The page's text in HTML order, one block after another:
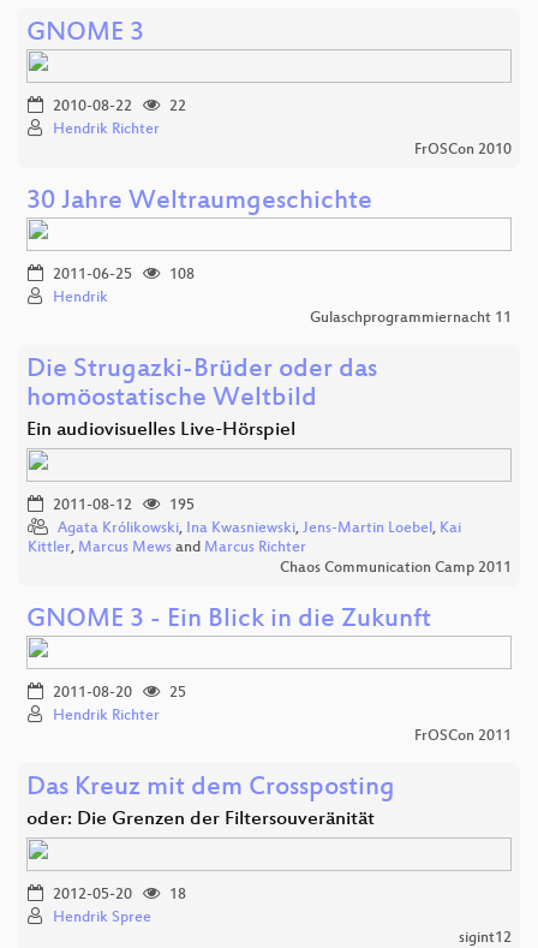
GNOME 3
2010-08-22
22
Hendrik Richter
FrOSCon 2010
30 Jahre Weltraumgeschichte
2011-06-25
108
Hendrik
Gulaschprogrammiernacht 11
Die Strugazki-Brüder oder das
homöostatische Weltbild
Ein audiovisuelles Live-Hörspiel
2011-08-12
195
Agata Królikowski, Ina Kwasniewski, Jens-Martin Loebel , Kai
Kittler, Marcus Mews and Marcus Richter
Chaos Communication Camp 2011
GNOME 3 - Ein Blick in die Zukunft
2011-08-20
25
Hendrik Richter
FrOSCon 2011
Das Kreuz mit dem Crossposting
oder: Die Grenzen der Filtersouveränität
2012-05-20
18
Hendrik Spree
sigint12